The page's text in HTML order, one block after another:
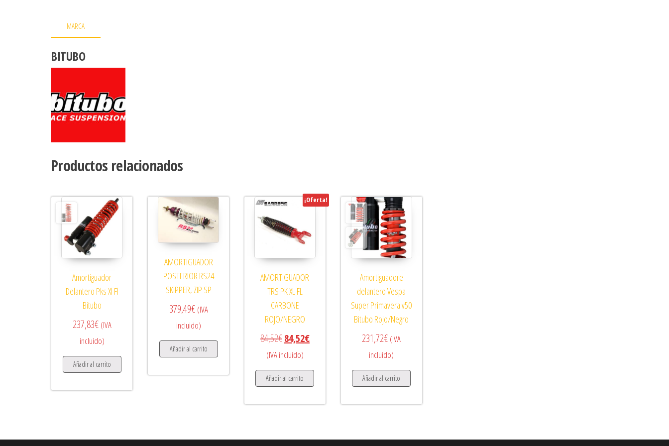
MARCA
BITUBO
Productos relacionados
Amortiguador
Delantero Pks Xl Fl
Bitubo
237,83€ (IVA
incluido)
Añadir al carrito
AMORTIGUADOR
POSTERIOR RS24
SKIPPER, ZIP SP
379,49€ (IVA
incluido)
Añadir al carrito
¡Oferta!
AMORTIGUADOR
TRS PK XL FL
CARBONE
ROJO/NEGRO
84,52€El precio original era: 84,52€.
84,52€El precio actual es: 84,52€.
(IVA incluido)
Añadir al carrito
Amortiguadore
delantero Vespa
Super Primavera v50
Bitubo Rojo/Negro
231,72€ (IVA
incluido)
Añadir al carrito